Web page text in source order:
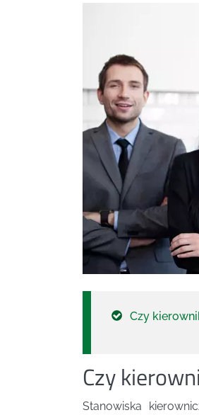
Czy
Czy
Stanowiska